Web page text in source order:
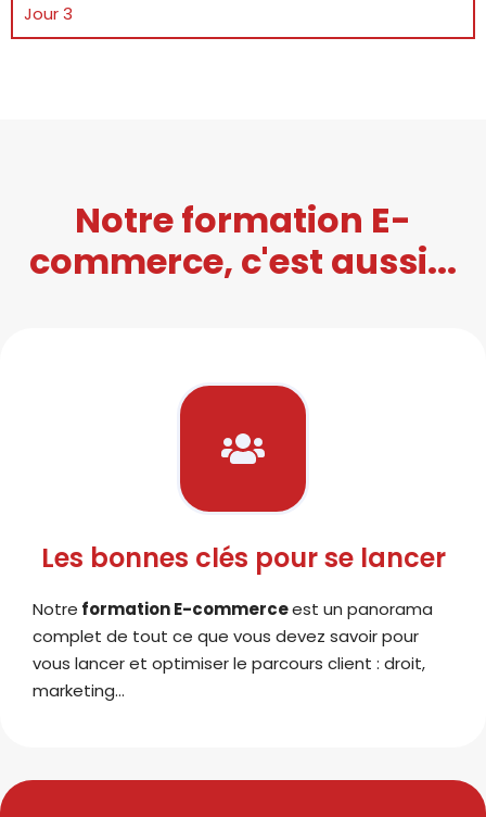
Jour 3
Notre formation E-
commerce, c'est aussi...
Les bonnes clés pour se lancer
Notre formation E-commerceest un panorama
complet de tout ce que vous devez savoir pour
vous lancer et optimiser le parcours client : droit,
marketing…